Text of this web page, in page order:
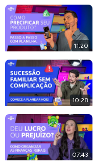
11:20
10:28
07:43